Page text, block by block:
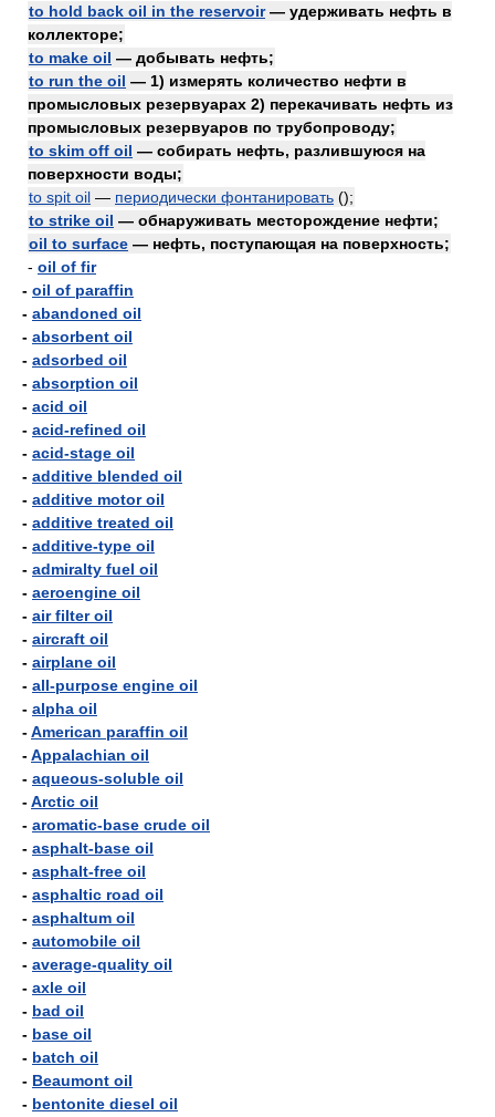
to hold back oil in the reservoir— удерживать нефть в
коллекторе;
to make oil — добывать нефть;
to run the oil — 1) измерять количество нефти в
промысловых резервуарах 2) перекачивать нефть из
промысловых резервуаров по трубопроводу;
to skim off oil — собирать нефть, разлившуюся на
поверхности воды;
to spit oil — периодически фонтанировать ();
to strike oil — обнаруживать месторождение нефти;
oil to surface — нефть, поступающая на поверхность;
- oil of fir
- oil of paraffin
- abandoned oil
- absorbent oil
- adsorbed oil
- absorption oil
- acid oil
- acid-refined oil
- acid-stage oil
- additive blended oil
- additive motor oil
- additive treated oil
- additive-type oil
- admiralty fuel oil
- aeroengine oil
- air filter oil
- aircraft oil
- airplane oil
- all-purpose engine oil
- alpha oil
-American paraffin oil
-Appalachian oil
- aqueous-soluble oil
-Arctic oil
- aromatic-base crude oil
- asphalt-base oil
- asphalt-free oil
- asphaltic road oil
- asphaltum oil
- automobile oil
- average-quality oil
- axle oil
- bad oil
- base oil
- batch oil
- Beaumont oil
- bentonite diesel oil